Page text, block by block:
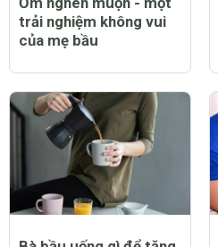
trải nghiệm không vui
của mẹ bầu